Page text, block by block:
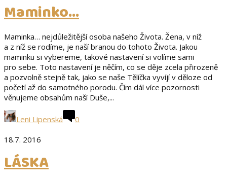
Maminko…
Maminka… nejdůležitější osoba našeho Života. Žena, v níž
a z níž se rodíme, je naší branou do tohoto Života. Jakou
maminku si vybereme, takové nastavení si volíme sami
pro sebe. Toto nastavení je něčím, co se děje zcela přirozeně
a pozvolně stejně tak, jako se naše Tělíčka vyvíjí v děloze od
početí až do samotného porodu. Čím dál více pozornosti
věnujeme obsahům naší Duše,...
Leni Lipenská
0
18.7. 2016
LÁSKA